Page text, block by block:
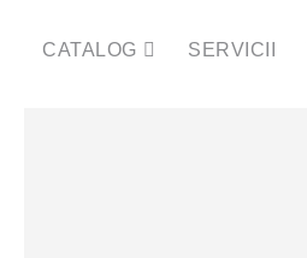
CATALOG SERVICII